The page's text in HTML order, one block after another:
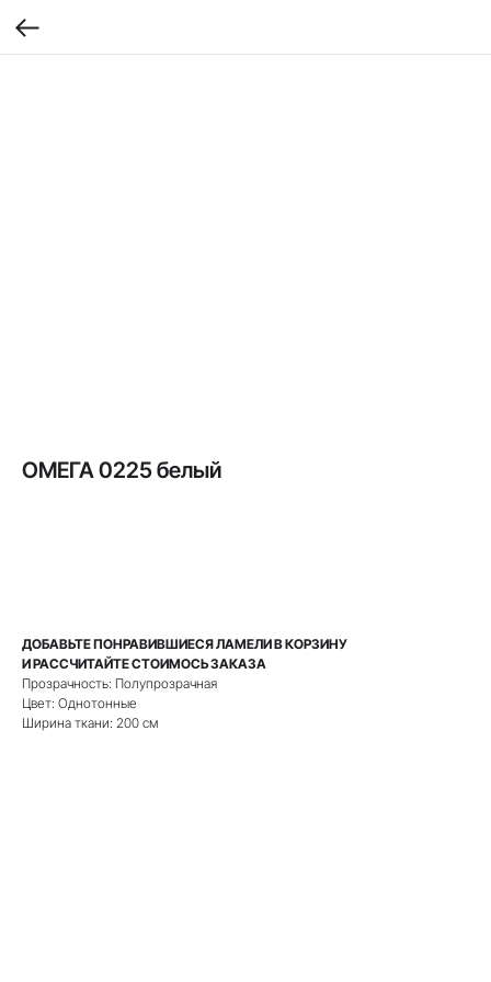
ОМЕГА 0225 белый
ДОБАВЬТЕ ПОНРАВИВШИЕСЯ ЛАМЕЛИ В КОРЗИНУ
И РАССЧИТАЙТЕ СТОИМОСЬ ЗАКАЗА
Прозрачность: Полупрозрачная
Цвет: Однотонные
Ширина ткани: 200 см